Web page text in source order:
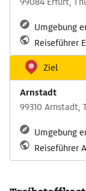
Umgebung
Reiseführer
Ziel
Arnstadt
99310 Arnstadt,
Umgebung
Reiseführer